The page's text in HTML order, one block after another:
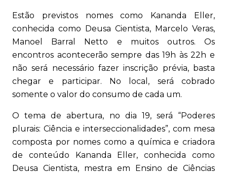
Estão previstos nomes como Kananda Eller,
conhecida como Deusa Cientista, Marcelo Veras,
Manoel Barral Netto e muitos outros. Os
encontros acontecerão sempre das 19h às 22h e
não será necessário fazer inscrição prévia, basta
chegar e participar. No local, será cobrado
somente o valor do consumo de cada um.
O tema de abertura, no dia 19, será “Poderes
plurais: Ciência e interseccionalidades”, com mesa
composta por nomes como a química e criadora
de conteúdo Kananda Eller, conhecida como
Deusa Cientista, mestra em Ensino de Ciências